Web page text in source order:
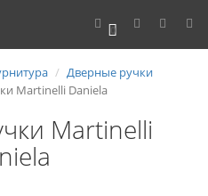
0
Дверные ручки
Martinelli Daniela
Martinelli